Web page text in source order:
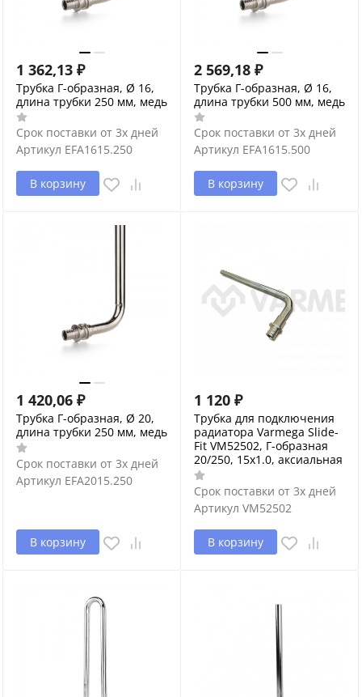
1 362,13 ₽
Трубка Г-образная, Ø 16,
длина трубки 250 мм, медь
Срок поставки от 3х дней
Артикул EFA1615.250
В корзину
2 569,18 ₽
Трубка Г-образная, Ø 16,
длина трубки 500 мм, медь
Срок поставки от 3х дней
Артикул EFA1615.500
В корзину
1 420,06 ₽
Трубка Г-образная, Ø 20,
длина трубки 250 мм, медь
Срок поставки от 3х дней
Артикул EFA2015.250
В корзину
1 120 ₽
Трубка для подключения
радиатора Varmega Slide-
Fit VM52502, Г-образная
20/250, 15х1.0, аксиальная
Срок поставки от 3х дней
Артикул VM52502
В корзину